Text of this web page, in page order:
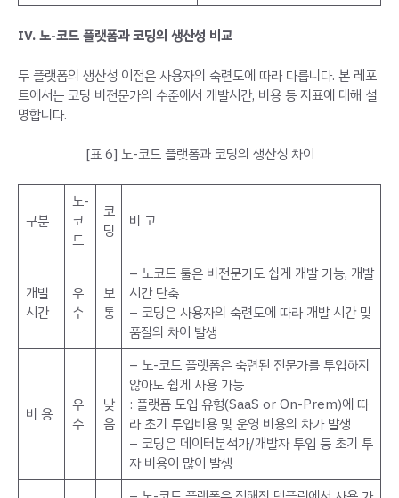
IV. 노-코드 플랫폼과 코딩의 생산성 비교
두 플랫폼의 생산성 이점은 사용자의 숙련도에 따라 다릅니다. 본 레포
트에서는 코딩 비전문가의 수준에서 개발시간, 비용 등 지표에 대해 설
명합니다.
[표 6] 노-코드 플랫폼과 코딩의 생산성 차이
구분
노-
코
드
코
딩
비 고
개발
시간
우
수
보
통
– 노코드 툴은 비전문가도 쉽게 개발 가능, 개발
시간 단축
– 코딩은 사용자의 숙련도에 따라 개발 시간 및
품질의 차이 발생
비 용
우
수
낮
음
– 노-코드 플랫폼은 숙련된 전문가를 투입하지
않아도 쉽게 사용 가능
: 플랫폼 도입 유형(SaaS or On-Prem)에 따
라 초기 투입비용 및 운영 비용의 차가 발생
– 코딩은 데이터분석가/개발자 투입 등 초기 투
자 비용이 많이 발생